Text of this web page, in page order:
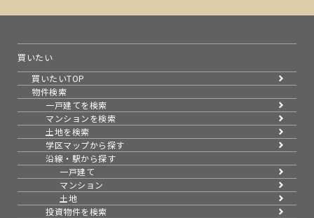
買いたい
買いたいTOP
物件検索
一戸建てを検索
マンションを検索
土地を検索
学区マップから探す
沿線・駅から探す
一戸建て
マンション
土地
投資物件を検索